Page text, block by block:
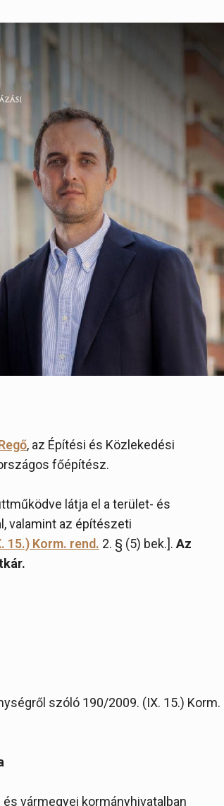
, az Építési és Közlekedési
főépítész.
látja el a terület- és
valamint az építészeti
15.) Korm. rend. 2. § (5) bek.]. Az
szóló 190/2009. (IX. 15.) Korm.
vármegyei kormányhivatalban